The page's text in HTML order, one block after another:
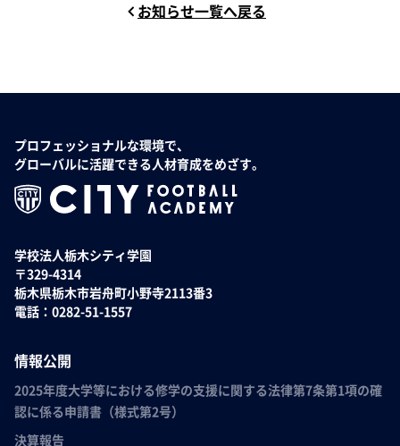
お知らせ一覧へ戻る
プロフェッショナルな環境で、
グローバルに活躍できる人材育成をめざす。
学校法人栃木シティ学園
〒329-4314
栃木県栃木市岩舟町小野寺2113番3
電話：0282-51-1557
情報公開
2025年度大学等における修学の支援に関する法律第7条第1項の確
認に係る申請書（様式第2号）
決算報告